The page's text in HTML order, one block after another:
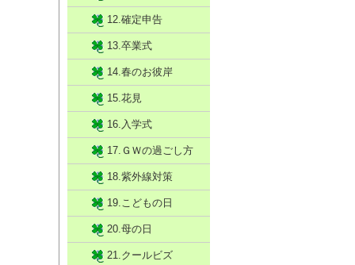
12.確定申告
13.卒業式
14.春のお彼岸
15.花見
16.入学式
17.ＧＷの過ごし方
18.紫外線対策
19.こどもの日
20.母の日
21.クールビズ